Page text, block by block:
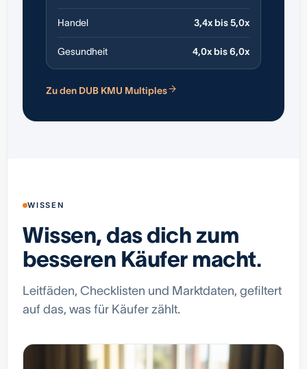
Handel 3,4x bis 5,0x
Gesundheit 4,0x bis 6,0x
Zu den DUB KMU Multiples
WISSEN
Wissen, das dich zum
besseren Käufer macht.
Leitfäden, Checklisten und Marktdaten, gefiltert
auf das, was für Käufer zählt.